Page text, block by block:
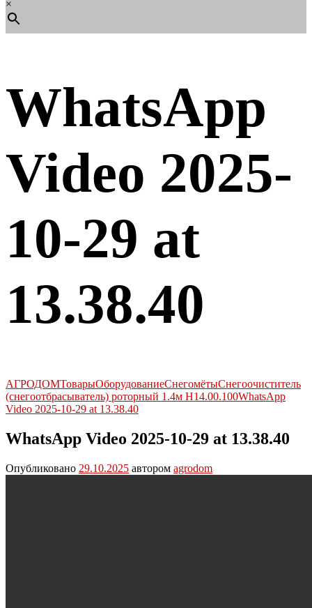
×
WhatsApp
Video 2025-
10-29 at
13.38.40
АГРОДОМТоварыОборудованиеСнегомётыСнегоочиститель
(снегоотбрасыватель) роторный 1.4м Н14.00.100WhatsApp
Video 2025-10-29 at 13.38.40
WhatsApp Video 2025-10-29 at 13.38.40
Опубликовано 29.10.2025 автором agrodom